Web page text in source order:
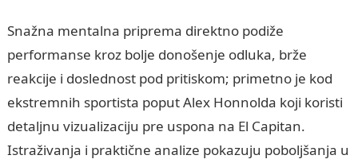
Snažna mentalna priprema direktno podiže
performanse kroz bolje donošenje odluka, brže
reakcije i doslednost pod pritiskom; primetno je kod
ekstremnih sportista poput Alex Honnolda koji koristi
detaljnu vizualizaciju pre uspona na El Capitan.
Istraživanja i praktične analize pokazuju poboljšanja u